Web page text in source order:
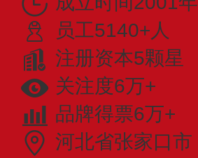
员工5140+人
注册资本5颗星
关注度6万+
品牌得票6万+
河北省张家口市